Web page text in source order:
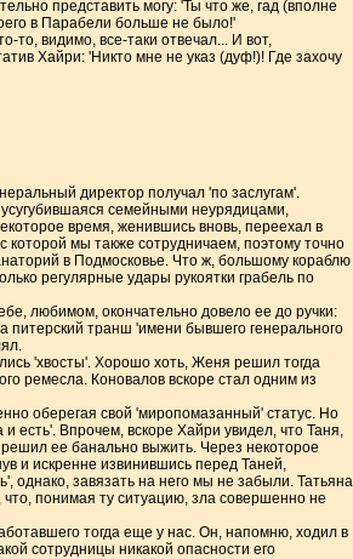
представить могу: 'Ты что же, гад (вполне
в Парабели больше не было!'
то, видимо, все-таки отвечал... И вот,
Хайри: 'Никто мне не указ (дуф!)! Где захочу
директор получал 'по заслугам'.
семейными неурядицами,
время, женившись вновь, переехал в
мы также сотрудничаем, поэтому точно
в Подмосковье. Что ж, большому кораблю
регулярные удары рукоятки грабель по
любимом, окончательно довело ее до ручки:
питерский транш 'имени бывшего генерального
'хвосты'. Хорошо хоть, Женя решил тогда
ремесла. Коновалов вскоре стал одним из
оберегая свой 'миропомазанный' статус. Но
есть'. Впрочем, вскоре Хайри увидел, что Таня,
ее банально выжить. Через некоторое
и искренне извинившись перед Таней,
однако, завязать на него мы не забыли. Татьяна
понимая ту ситуацию, зла совершенно не
тогда еще у нас. Он, напомню, ходил в
сотрудницы никакой опасности его